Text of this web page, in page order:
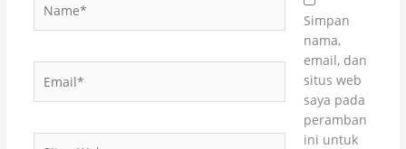
Simpan
nama,
email, dan
situs web
saya pada
peramban
ini untuk